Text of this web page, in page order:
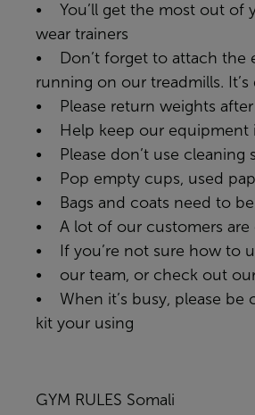
• You’ll get the most out of
wear trainers
• Don’t forget to attach the
running on our treadmills.
• Please return weights
• Help keep our equipment
• Please don’t use cleaning
• Pop empty cups, used
• Bags and coats need to
• A lot of our customers are
• If you’re not sure how to
• our team, or check out
• When it’s busy, please be
kit your using
GYM RULES Somali